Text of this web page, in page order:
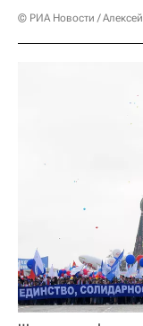
© РИА Новости /